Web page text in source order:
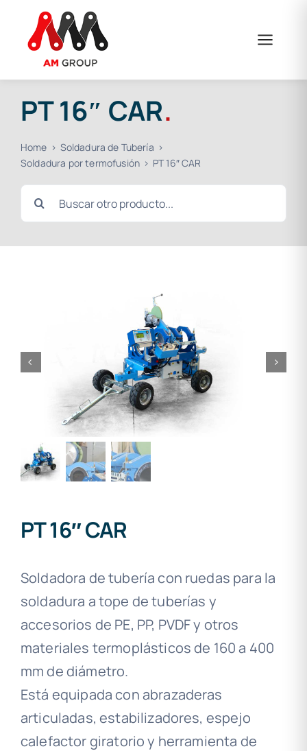
contenido
PT 16″ CAR.
Home
Soldadura de Tubería
Soldadura por termofusión
PT 16″ CAR
Buscar:
PT 16″ CAR
Soldadora de tubería con ruedas para la
soldadura a tope de tuberías y
accesorios de PE, PP, PVDF y otros
materiales termoplásticos de 160 a 400
mm de diámetro.
Está equipada con abrazaderas
articuladas, estabilizadores, espejo
calefactor giratorio y herramienta de